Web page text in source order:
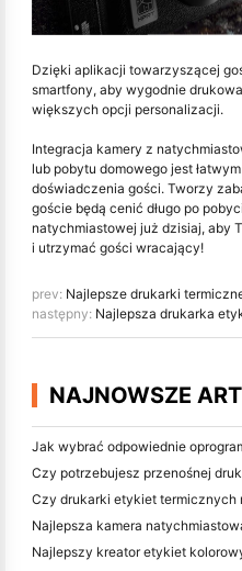
Dzięki aplikacji towarzyszącej
smartfony, aby wygodnie
większych opcji personalizacji.
Integracja kamery z
lub pobytu domowego jest
doświadczenia gości. Tworzy
goście będą cenić długo po
natychmiastowej już dzisiaj, aby
i utrzymać gości wracający!
prev: Najlepsze drukarki termiczne do handlu
następny: Najlepsza drukarka etykiet
NAJNOWSZE